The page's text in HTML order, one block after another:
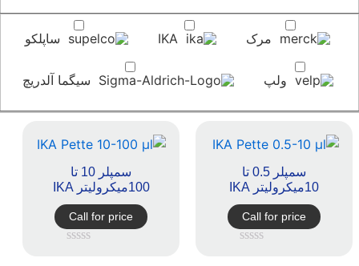
مرک IKA ساپلکو
ولپ سیگما آلدریچ
سمپلر 0.5 تا
10میکرولیتر IKA
Call for price
سمپلر 10 تا
100میکرولیتر IKA
Call for price